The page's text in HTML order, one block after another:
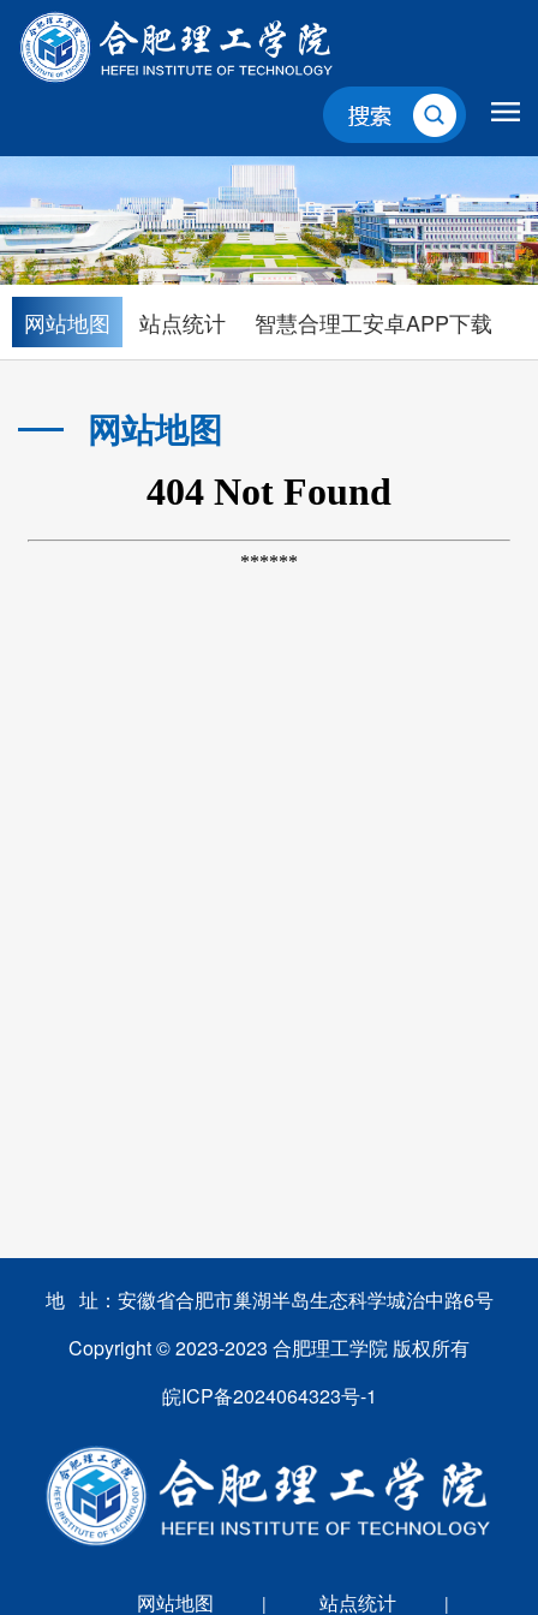
网站地图 站点统计 智慧合理工安卓APP下载
网站地图
当前位置： 首页> 网站说明
地 址：安徽省合肥市巢湖半岛生态科学城治中路6号
Copyright © 2023-2023 合肥理工学院 版权所有
皖ICP备2024064323号-1
网站地图 | 站点统计 |